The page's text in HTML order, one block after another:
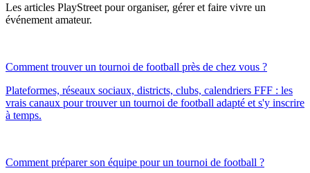
Les articles PlayStreet pour organiser, gérer et faire vivre un
événement amateur.
Comment trouver un tournoi de football près de chez vous ?
Plateformes, réseaux sociaux, districts, clubs, calendriers FFF : les
vrais canaux pour trouver un tournoi de football adapté et s'y inscrire
à temps.
Comment préparer son équipe pour un tournoi de football ?